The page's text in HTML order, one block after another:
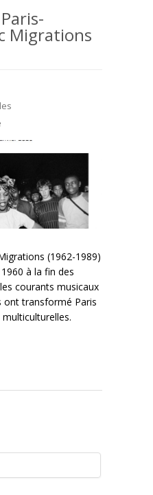
Migrations
(1962-1989)
à la fin des
courants musicaux
ont transformé Paris